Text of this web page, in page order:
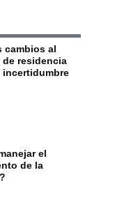
cambios al
de residencia
incertidumbre
el
de la